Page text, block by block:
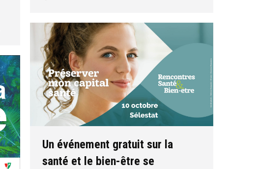
Un événement gratuit sur la
santé et le bien-être se